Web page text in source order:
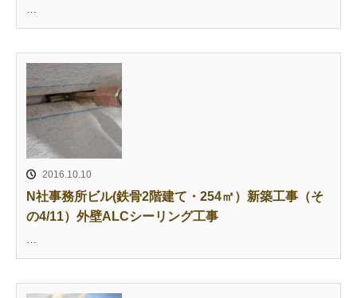
…
2016.10.10
N社事務所ビル(鉄骨2階建て・254㎡）新築工事（そ
の4/11）外壁ALCシーリング工事
…